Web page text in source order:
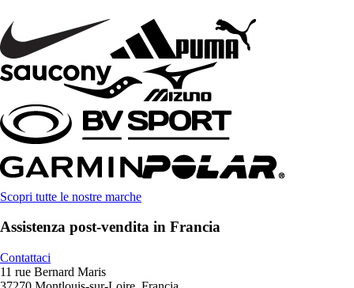
Scopri tutte le nostre marche
Assistenza post-vendita in Francia
Contattaci
11 rue Bernard Maris